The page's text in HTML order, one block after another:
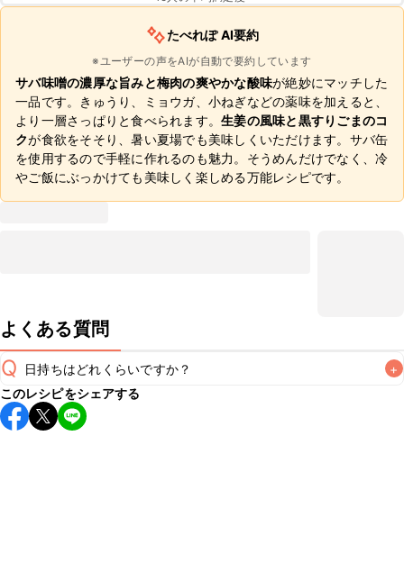
たべれぽ AI要約
※ユーザーの声をAIが自動で要約しています
サバ味噌の濃厚な旨みと梅肉の爽やかな酸味が絶妙にマッチした
一品です。きゅうり、ミョウガ、小ねぎなどの薬味を加えると、
より一層さっぱりと食べられます。 生姜の風味と黒すりごまのコ
クが食欲をそそり、暑い夏場でも美味しくいただけます。サバ缶
を使用するので手軽に作れるのも魅力。そうめんだけでなく、冷
やご飯にぶっかけても美味しく楽しめる万能レシピです。
よくある質問
Q 日持ちはどれくらいですか？ +
こちらのレシピは出来たてをお召し上がりいただくことをお
すすめします。
このレシピをシェアする